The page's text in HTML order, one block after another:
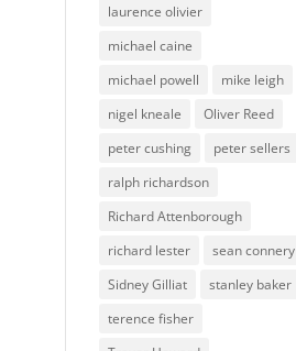
laurence olivier
michael caine
michael powell
mike leigh
nigel kneale
Oliver Reed
peter cushing
peter sellers
ralph richardson
Richard Attenborough
richard lester
sean connery
Sidney Gilliat
stanley baker
terence fisher